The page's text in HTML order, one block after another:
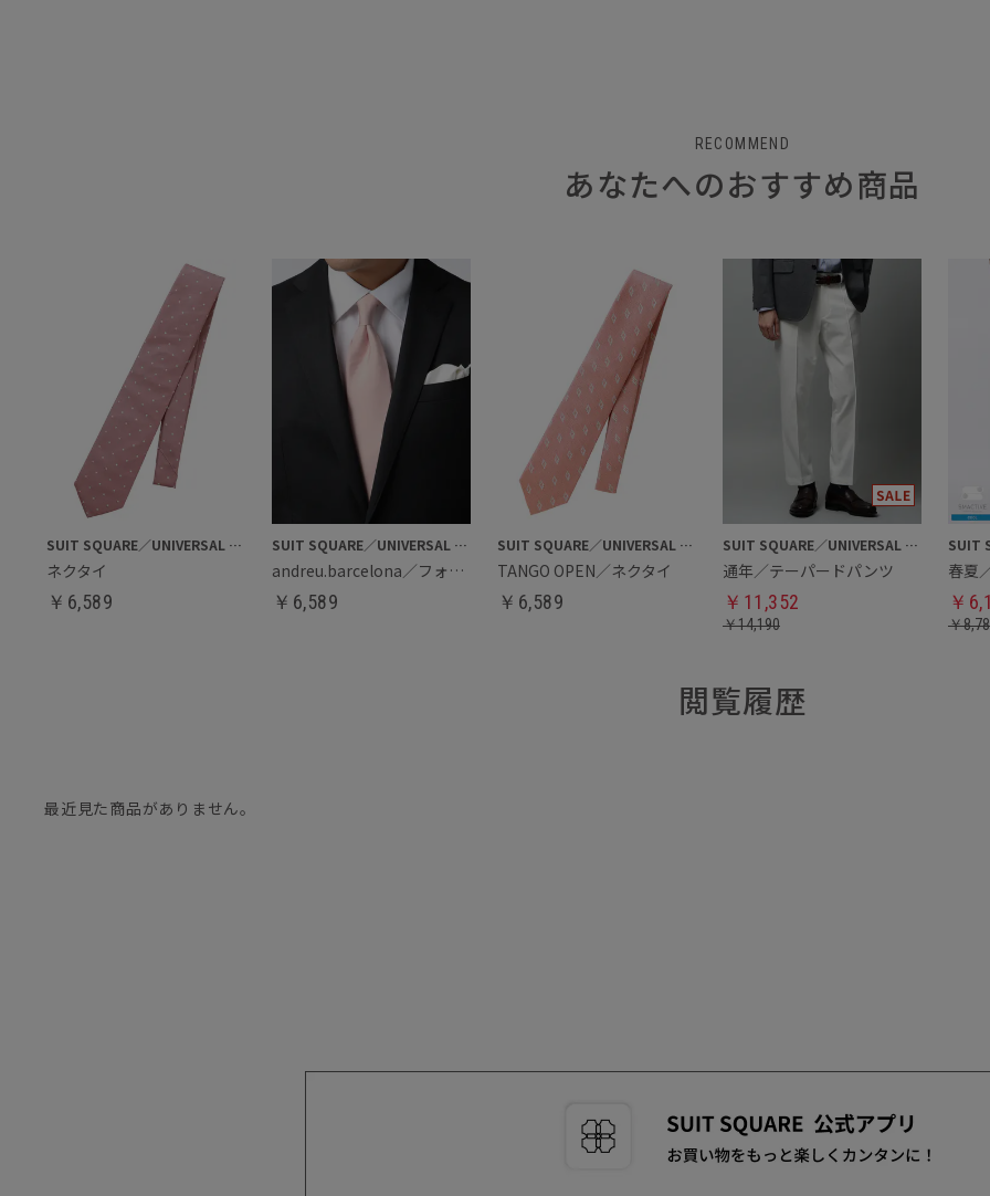
RECOMMEND
あなたへのおすすめ商品
SUIT SQUARE／UNIVERSAL LANGUAGE
ネクタイ
￥ 6,589
SUIT SQUARE／UNIVERSAL LANGUAGE
andreu.barcelona／フォーマルタイ
￥ 6,589
SUIT SQUARE／UNIVERSAL LANGUAGE
TANGO OPEN／ネクタイ
￥ 6,589
SUIT SQUARE／UNIVERSAL LANGUAGE
通年／テーパードパンツ
￥ 11,352
￥14,190
春夏
￥
￥
閲覧履歴
最近見た商品がありません。